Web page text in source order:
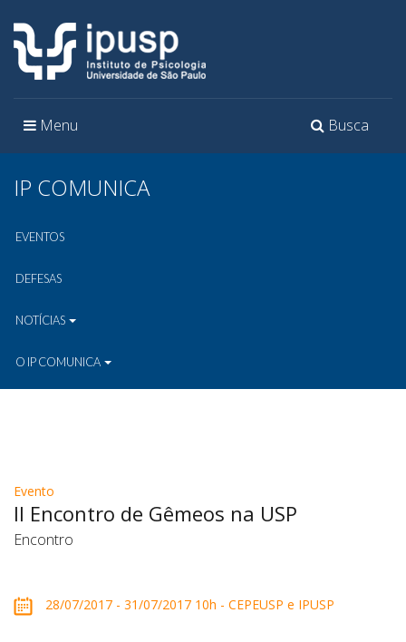
Toggle
Busca
Toggle
Menu
IP COMUNICA
EVENTOS
DEFESAS
NOTÍCIAS
O IP COMUNICA
Evento
II Encontro de Gêmeos na USP
Encontro
28/07/2017 - 31/07/2017 10h - CEPEUSP e IPUSP